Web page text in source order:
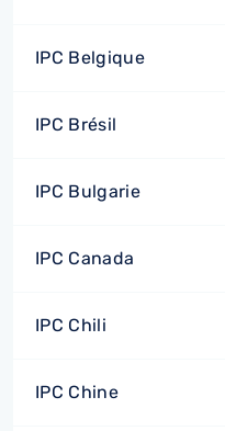
IPC Belgique
IPC Brésil
IPC Bulgarie
IPC Canada
IPC Chili
IPC Chine